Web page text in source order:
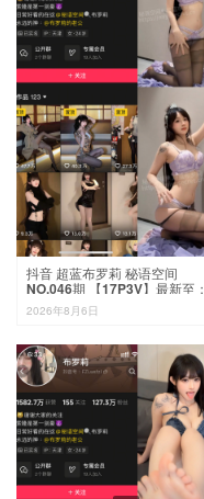
抖音 超蓝布罗莉 秘语空间
NO.046期 【17P3V】最新至：
2026.8.6
2026年8月6日